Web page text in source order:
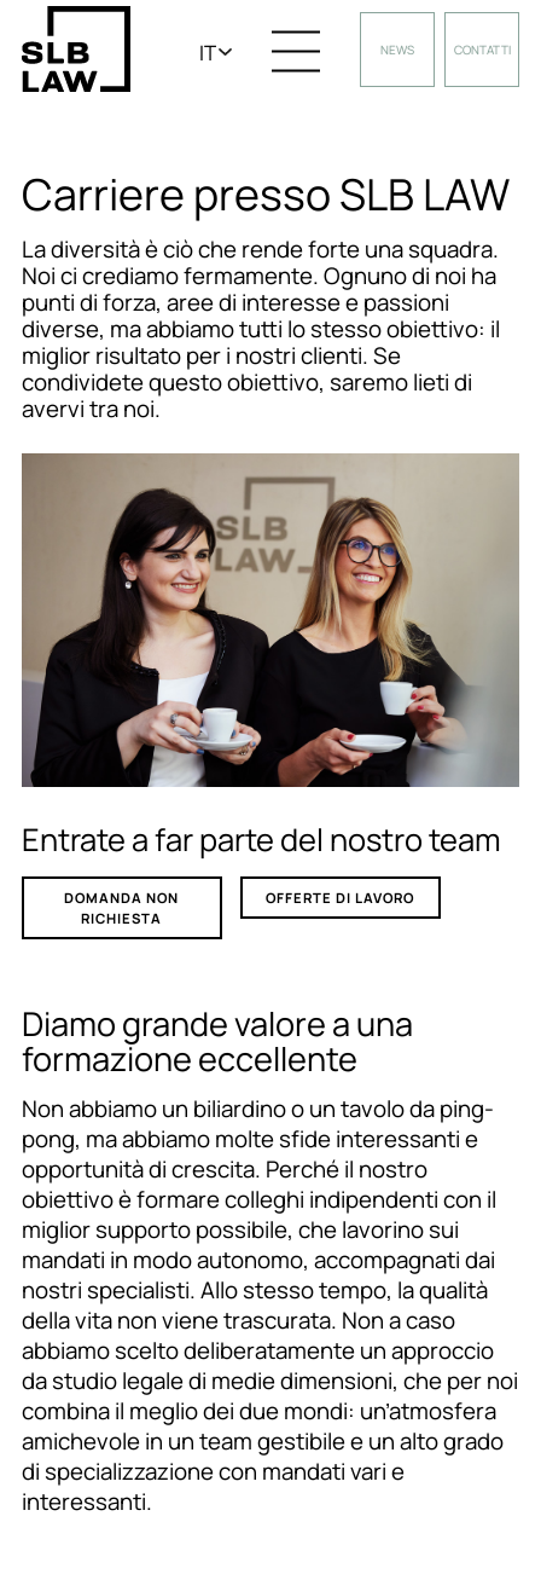
IT NEWS CONTATTI
Carriere presso SLB LAW
La diversità è ciò che rende forte una squadra.
Noi ci crediamo fermamente. Ognuno di noi ha
punti di forza, aree di interesse e passioni
diverse, ma abbiamo tutti lo stesso obiettivo: il
miglior risultato per i nostri clienti. Se
condividete questo obiettivo, saremo lieti di
avervi tra noi.
Entrate a far parte del nostro team
DOMANDA NON
RICHIESTA
OFFERTE DI LAVORO
Diamo grande valore a una
formazione eccellente
Non abbiamo un biliardino o un tavolo da ping-
pong, ma abbiamo molte sfide interessanti e
opportunità di crescita. Perché il nostro
obiettivo è formare colleghi indipendenti con il
miglior supporto possibile, che lavorino sui
mandati in modo autonomo, accompagnati dai
nostri specialisti. Allo stesso tempo, la qualità
della vita non viene trascurata. Non a caso
abbiamo scelto deliberatamente un approccio
da studio legale di medie dimensioni, che per noi
combina il meglio dei due mondi: un’atmosfera
amichevole in un team gestibile e un alto grado
di specializzazione con mandati vari e
interessanti.